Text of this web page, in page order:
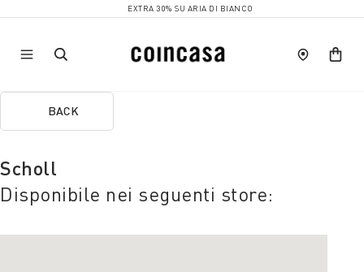
EXTRA 30% SU ARIA DI BIANCO
BACK
Scholl
Disponibile nei seguenti store: